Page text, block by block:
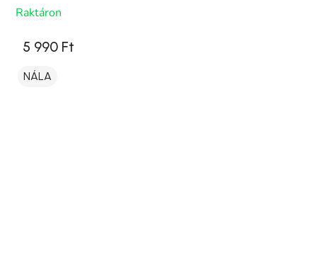
Raktáron
5 990 Ft
NÁLA